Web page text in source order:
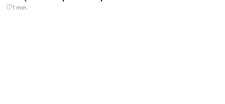
1 min.